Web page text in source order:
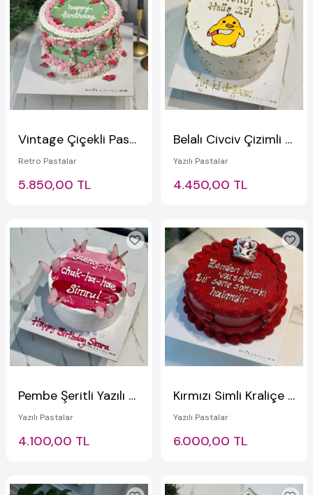
Vintage Çiçekli Pasta
Retro Pastalar
5.850,00 TL
Belalı Civciv Çizimli Pasta
Yazılı Pastalar
4.450,00 TL
Pembe Şeritli Yazılı Pasta
Yazılı Pastalar
4.100,00 TL
Kırmızı Simli Kraliçe Taçlı Yazılı Pasta
Yazılı Pastalar
6.000,00 TL